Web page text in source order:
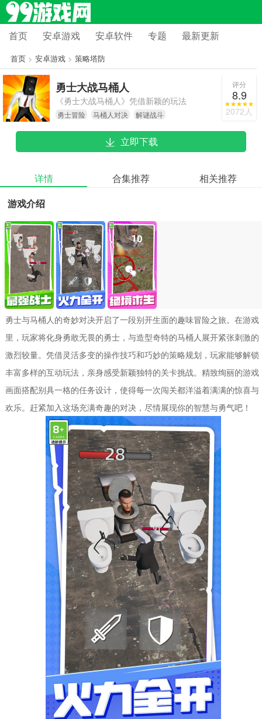
首页 安卓游戏 安卓软件 专题 最新更新
首页> 安卓游戏> 策略塔防
勇士大战马桶人
《勇士大战马桶人》凭借新颖的玩法
机制、细腻的画面呈现以及多样的任
务设计，为玩家打造了一段趣味十足
的冒险体验。不管是偏爱动作闯关的
都能在这款游戏里寻觅到专属于自己
格的魅力，开启一段令人难忘的勇士
冒险征程。
勇士冒险 马桶人对决 解谜战斗
评分
8.9
2072人
立即下载
详情 合集推荐
相关推荐
游戏介绍
勇士与马桶人的奇妙对决开启了一段别开生面的趣味冒险之旅。在游戏
里，玩家将化身勇敢无畏的勇士，与造型奇特的马桶人展开紧张刺激的
激烈较量。凭借灵活多变的操作技巧和巧妙的策略规划，玩家能够解锁
丰富多样的互动玩法，亲身感受新颖独特的关卡挑战。精致绚丽的游戏
画面搭配别具一格的任务设计，使得每一次闯关都洋溢着满满的惊喜与
欢乐。赶紧加入这场充满奇趣的对决，尽情展现你的智慧与勇气吧！